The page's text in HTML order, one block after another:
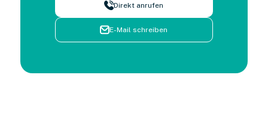
Direkt anrufen
E-Mail schreiben